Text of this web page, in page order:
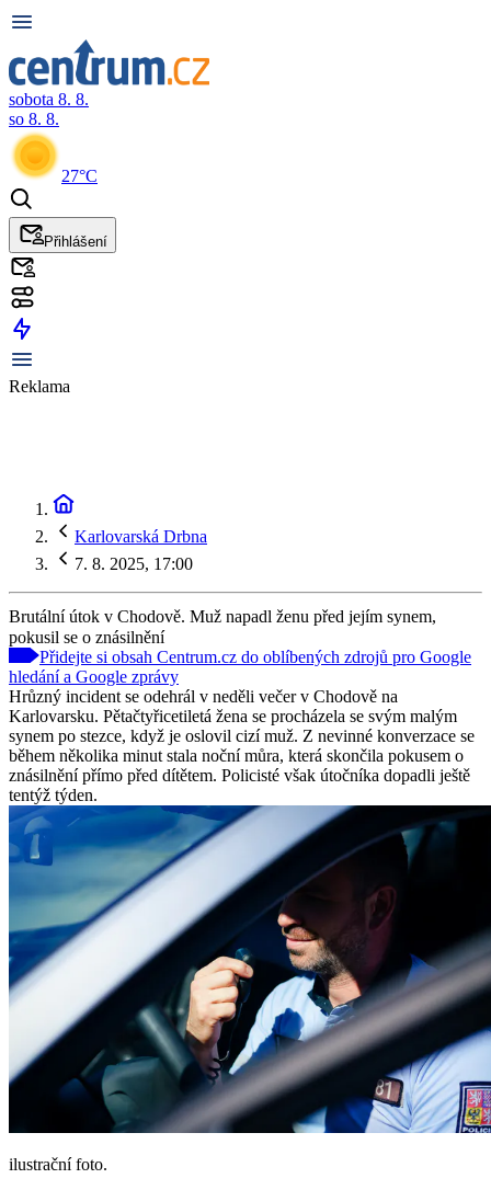
sobota 8. 8.
so 8. 8.
27°C
Přihlášení
Reklama
Karlovarská Drbna
7. 8. 2025, 17:00
Brutální útok v Chodově. Muž napadl ženu před jejím synem,
pokusil se o znásilnění
Přidejte si obsah Centrum.cz do oblíbených zdrojů pro Google
hledání a Google zprávy
Hrůzný incident se odehrál v neděli večer v Chodově na
Karlovarsku. Pětačtyřicetiletá žena se procházela se svým malým
synem po stezce, když je oslovil cizí muž. Z nevinné konverzace se
během několika minut stala noční můra, která skončila pokusem o
znásilnění přímo před dítětem. Policisté však útočníka dopadli ještě
tentýž týden.
ilustrační foto.